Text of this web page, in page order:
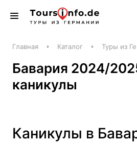
Главная Каталог Туры из
Бавария 2024/
каникулы
Каникулы в